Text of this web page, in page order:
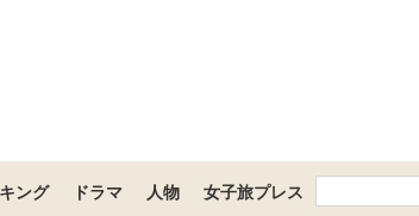
ング ドラマ 人物 女子旅プレス